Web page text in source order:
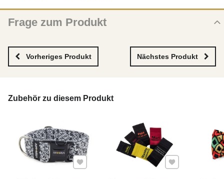
Frage zum Produkt
NAME
IHRE FRAGE ZUM PRODUKT
Vorheriges Produkt Nächstes Produkt
Zubehör zu diesem Produkt
Zu Favoriten hinzufügen Zu Favoriten